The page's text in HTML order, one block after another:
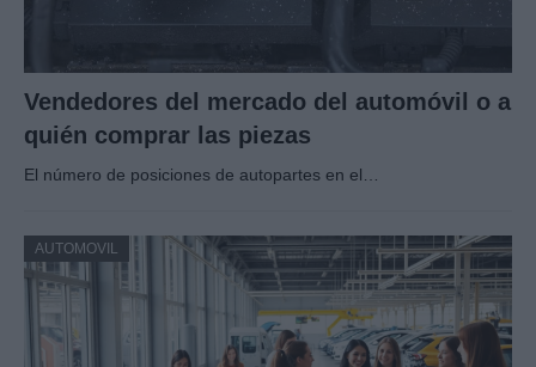
Vendedores del mercado del automóvil o a
quién comprar las piezas
El número de posiciones de autopartes en el…
AUTOMOVIL